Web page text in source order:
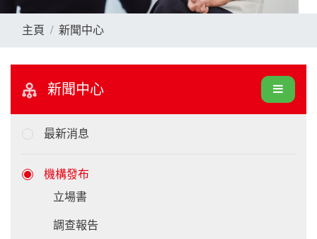
主頁 新聞中心
新聞中心
最新消息
機構發布
立場書
調查報告